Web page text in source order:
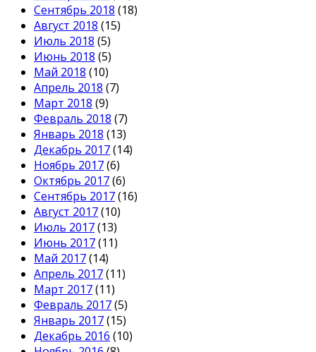
Сентябрь 2018 (18)
Август 2018 (15)
Июль 2018 (5)
Июнь 2018 (5)
Май 2018 (10)
Апрель 2018 (7)
Март 2018 (9)
Февраль 2018 (7)
Январь 2018 (13)
Декабрь 2017(14)
Ноябрь 2017(6)
Октябрь 2017(6)
Сентябрь 2017(16)
Август 2017(10)
Июль 2017(13)
Июнь 2017(11)
Май 2017(14)
Апрель 2017(11)
Март 2017(11)
Февраль 2017(5)
Январь 2017(15)
Декабрь 2016 (10)